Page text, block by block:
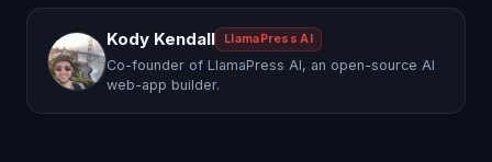
Kody Kendall LlamaPress AI
Co-founder of LlamaPress AI, an open-source AI
web-app builder.